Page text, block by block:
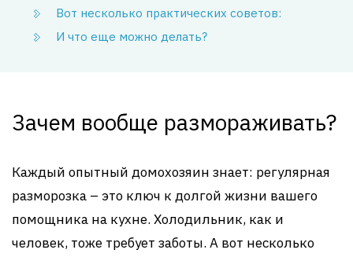
Вот несколько практических советов:
И что еще можно делать?
Зачем вообще размораживать?
Каждый опытный домохозяин знает: регулярная
разморозка – это ключ к долгой жизни вашего
помощника на кухне. Холодильник, как и
человек, тоже требует заботы. А вот несколько